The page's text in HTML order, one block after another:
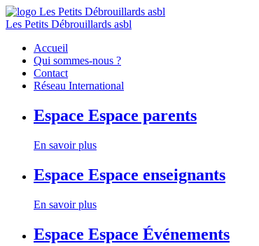
Les Petits Débrouillards asbl
Accueil
Qui sommes-nous ?
Contact
Réseau International
Espace Espace parents
En savoir plus
Espace Espace enseignants
En savoir plus
Espace Espace Événements